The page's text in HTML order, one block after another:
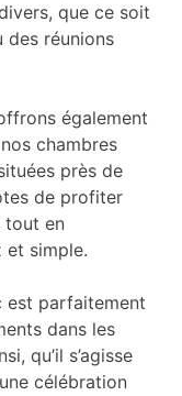
que ce soit
des réunions
également
chambres
près de
de profiter
tout en
et simple.
est parfaitement
dans les
qu’il s’agisse
célébration